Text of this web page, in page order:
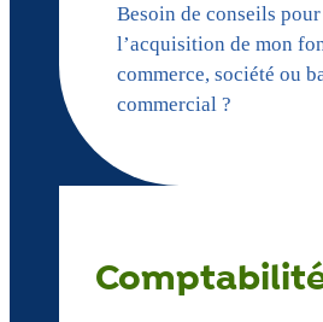
Besoin de conseils pour
l’acquisition de mon
commerce, société ou
commercial ?